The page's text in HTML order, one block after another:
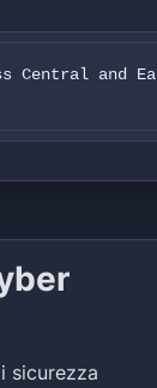
Central and
sicurezza